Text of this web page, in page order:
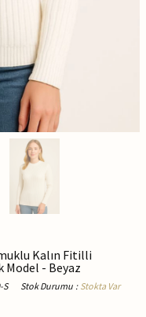
Kalın Fitilli
Model - Beyaz
S Stok Durumu : Stokta Var